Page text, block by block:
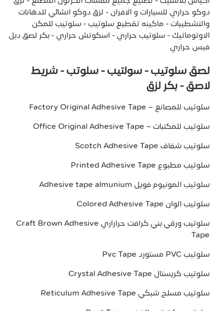
دوكو حراري للسيارات و الافران - لزق دوكو انشائي للدهانات
والتشطيبات - ماكينه تقطيع سلوتيب - سلوتيب للمكن
الاوتوماتيك - سلوتيب حراري - اسكوتش حراري - بكر لصق دبل
فيس حراري
لصق سلوتيب - سولتيب - سلوتب - شريط
لاصق - بكر لزق
سلوتيب للمصانع – Factory Original Adhesive Tape
سلوتيب للمكتبات – Office Original Adhesive Tape
سلوتيب شفاف Scotch Adhesive Tape
سلوتيب مطبوع Printed Adhesive Tape
سلوتيب المونيوم فويل Adhesive tape almunium
سلوتيب الوان Colored Adhesive Tape
سلوتيب ورقي بني كرافت حراراري Craft Brown Adhesive
Tape
سلوتيب PVC مستورد Pvc Tape
سلوتيب كريستال Crystal Adhesive Tape
سلوتيب مسلح شبكي Reticulum Adhesive Tape